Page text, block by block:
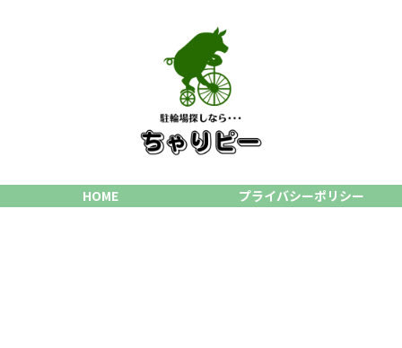
HOME プライバシーポリシー